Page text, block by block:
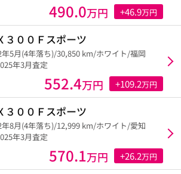
490.0万円 +46.9万円
３００Ｆスポーツ
年5月(4年落ち)/30,850 km/ホワイト/福岡
年3月査定
552.4万円 +109.2万円
３００Ｆスポーツ
年8月(4年落ち)/12,999 km/ホワイト/愛知
年3月査定
570.1万円 +26.2万円